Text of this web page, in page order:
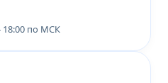
18:00 по МСК